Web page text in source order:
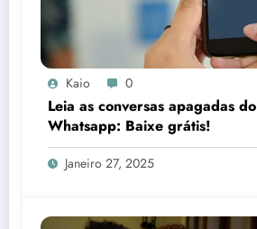
Kaio 0
Leia as conversas apagadas do
Whatsapp: Baixe grátis!
Janeiro 27, 2025